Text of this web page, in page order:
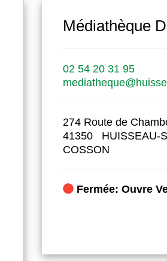
Théâtre
Jardin du
La Cie Coriace
tournée à vélo
Ils vous
Médiathèque
02 54 20 31 95
274 Route de
41350 HUISSEAU-
COSSON
Fermée: Ouvre